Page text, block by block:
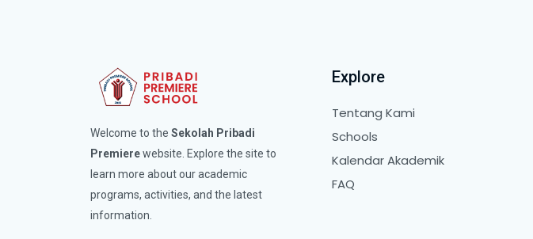
Welcome to the Sekolah Pribadi
Premierewebsite. Explore the site to
learn more about our academic
programs, activities, and the latest
information.
Explore
Tentang Kami
Schools
Kalendar Akademik
FAQ